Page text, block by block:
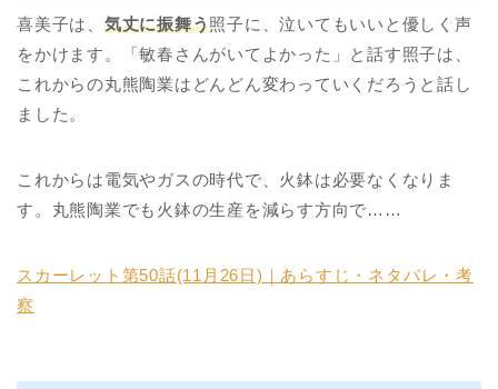
喜美子は、 気丈に振舞う照子に、泣いてもいいと優しく声
をかけます。「敏春さんがいてよかった」と話す照子は、
これからの丸熊陶業はどんどん変わっていくだろうと話し
ました。
これからは電気やガスの時代で、火鉢は必要なくなりま
す。丸熊陶業でも火鉢の生産を減らす方向で……
スカーレット第50話(11月26日)｜あらすじ・ネタバレ・考
察